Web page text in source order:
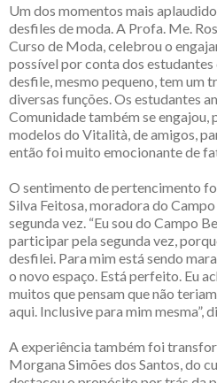
Um dos momentos mais
desfiles de moda. A Profa. Me.
Curso de Moda, celebrou o
possível por conta dos estudantes
desfile, mesmo pequeno, tem um
diversas funções. Os estudantes
Comunidade também se engajou,
modelos do Vitalità, de amigos,
então foi muito emocionante de
O sentimento de pertencimento
Silva Feitosa, moradora do
segunda vez. “Eu sou do Campo
participar pela segunda vez,
desfilei. Para mim está sendo
o novo espaço. Está perfeito. Eu
muitos que pensam que não
aqui. Inclusive para mim mesma”,
A experiência também foi
Morgana Simões dos Santos, do